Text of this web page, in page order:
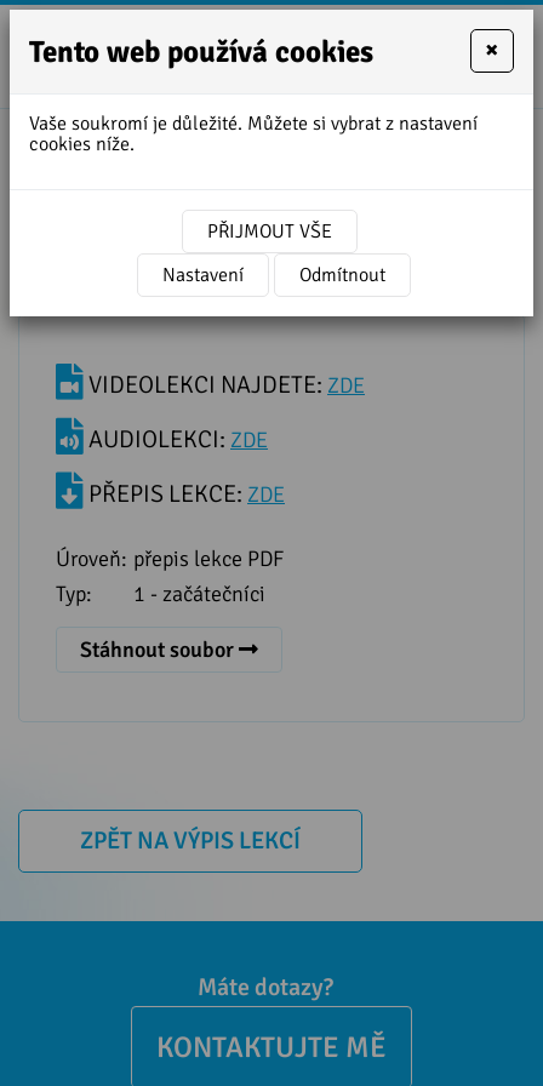
950
VIDEOLEKCI NAJDETE: ZDE
AUDIOLEKCI: ZDE
PŘEPIS LEKCE: ZDE
Úroveň: přepis lekce PDF
Typ:
1 - začátečníci
Stáhnout soubor
ZPĚT NA VÝPIS LEKCÍ
Máte dotazy?
KONTAKTUJTE MĚ
Tento web používá cookies ×
Vaše soukromí je důležité. Můžete si vybrat z nastavení
cookies níže.
PŘIJMOUT VŠE
Nastavení
Odmítnout